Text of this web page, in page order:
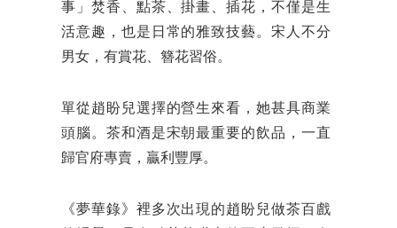
事」焚香、點茶、掛畫、插花，不僅是生
活意趣，也是日常的雅致技藝。宋人不分
男女，有賞花、簪花習俗。
單從趙盼兒選擇的營生來看，她甚具商業
頭腦。茶和酒是宋朝最重要的飲品，一直
歸官府專賣，贏利豐厚。
《夢華錄》裡多次出現的趙盼兒做茶百戲